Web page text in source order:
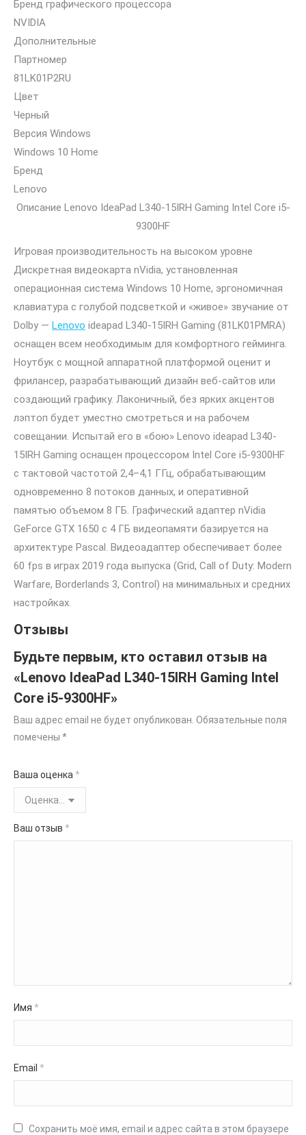
Бренд графического процессора
NVIDIA
Дополнительные
Партномер
81LK01P2RU
Цвет
Черный
Версия Windows
Windows 10 Home
Бренд
Lenovo
Описание Lenovo IdeaPad L340-15IRH Gaming Intel Core i5-
9300HF
Игровая производительность на высоком уровне
Дискретная видеокарта nVidia, установленная
операционная система Windows 10 Home, эргономичная
клавиатура с голубой подсветкой и «живое» звучание от
Dolby — Lenovo ideapad L340-15IRH Gaming (81LK01PMRA)
оснащен всем необходимым для комфортного гейминга.
Ноутбук с мощной аппаратной платформой оценит и
фрилансер, разрабатывающий дизайн веб-сайтов или
создающий графику. Лаконичный, без ярких акцентов
лэптоп будет уместно смотреться и на рабочем
совещании. Испытай его в «бою» Lenovo ideapad L340-
15IRH Gaming оснащен процессором Intel Core i5-9300HF
с тактовой частотой 2,4–4,1 ГГц, обрабатывающим
одновременно 8 потоков данных, и оперативной
памятью объемом 8 ГБ. Графический адаптер nVidia
GeForce GTX 1650 c 4 ГБ видеопамяти базируется на
архитектуре Pascal. Видеоадаптер обеспечивает более
60 fps в играх 2019 года выпуска (Grid, Call of Duty: Modern
Warfare, Borderlands 3, Control) на минимальных и средних
настройках.
Отзывы
Будьте первым, кто оставил отзыв на
«Lenovo IdeaPad L340-15IRH Gaming Intel
Core i5-9300HF»
Ваш адрес email не будет опубликован. Обязательные поля
помечены *
Ваша оценка *
Ваш отзыв *
Имя *
Email *
Сохранить моё имя, email и адрес сайта в этом браузере